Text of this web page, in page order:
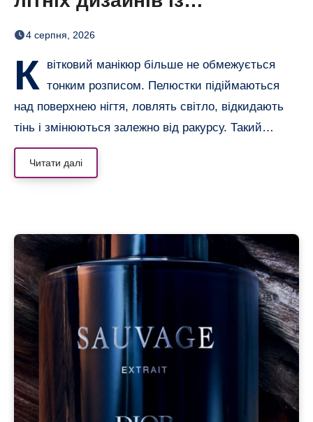
неймовірним 3D-ефектом
4 серпня, 2026
К
вітковий манікюр більше не обмежується
тонким розписом. Пелюстки підіймаються
над поверхнею нігтя, ловлять світло, відкидають
тінь і змінюються залежно від ракурсу. Такий…
Читати далі